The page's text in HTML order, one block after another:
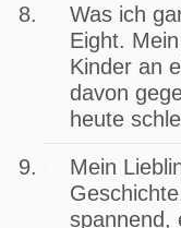
Was ich
Eight.
Kinder an
davon
heute
Mein
spannend,